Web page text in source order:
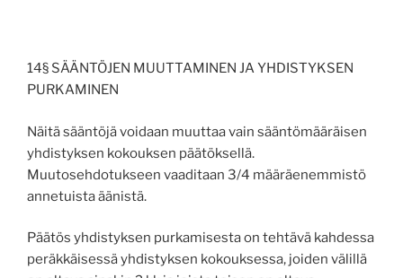
14§ SÄÄNTÖJEN MUUTTAMINEN JA YHDISTYKSEN
PURKAMINEN
Näitä sääntöjä voidaan muuttaa vain sääntömääräisen
yhdistyksen kokouksen päätöksellä.
Muutosehdotukseen vaaditaan 3/4 määräenemmistö
annetuista äänistä.
Päätös yhdistyksen purkamisesta on tehtävä kahdessa
peräkkäisessä yhdistyksen kokouksessa, joiden välillä